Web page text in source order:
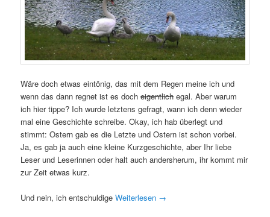
Wäre doch etwas eintönig, das mit dem Regen meine ich und
wenn das dann regnet ist es docheigentlich egal. Aber warum
ich hier tippe? Ich wurde letztens gefragt, wann ich denn wieder
mal eine Geschichte schreibe. Okay, ich hab überlegt und
stimmt: Ostern gab es die Letzte und Ostern ist schon vorbei.
Ja, es gab ja auch eine kleine Kurzgeschichte, aber Ihr liebe
Leser und Leserinnen oder halt auch andersherum, ihr kommt mir
zur Zeit etwas kurz.
Und nein, ich entschuldigeWeiterlesen →